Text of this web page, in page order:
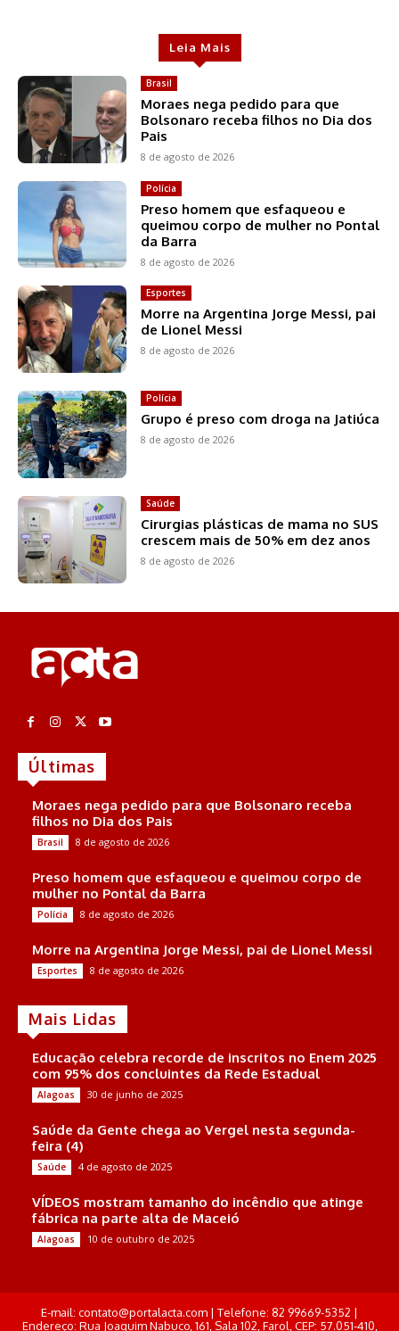
Leia Mais
Brasil
Moraes nega pedido para que
Bolsonaro receba filhos no Dia dos
Pais
8 de agosto de 2026
Polícia
Preso homem que esfaqueou e
queimou corpo de mulher no Pontal
da Barra
8 de agosto de 2026
Esportes
Morre na Argentina Jorge Messi, pai
de Lionel Messi
8 de agosto de 2026
Polícia
Grupo é preso com droga na Jatiúca
8 de agosto de 2026
Saúde
Cirurgias plásticas de mama no SUS
crescem mais de 50% em dez anos
8 de agosto de 2026
Últimas
Moraes nega pedido para que Bolsonaro receba
filhos no Dia dos Pais
Brasil 8 de agosto de 2026
Preso homem que esfaqueou e queimou corpo de
mulher no Pontal da Barra
Polícia 8 de agosto de 2026
Morre na Argentina Jorge Messi, pai de Lionel Messi
Esportes 8 de agosto de 2026
Mais Lidas
Educação celebra recorde de inscritos no Enem 2025
com 95% dos concluintes da Rede Estadual
Alagoas 30 de junho de 2025
Saúde da Gente chega ao Vergel nesta segunda-
feira (4)
Saúde 4 de agosto de 2025
VÍDEOS mostram tamanho do incêndio que atinge
fábrica na parte alta de Maceió
Alagoas 10 de outubro de 2025
E-mail: contato@portalacta.com | Telefone: 82 99669-5352 |
Endereço: Rua Joaquim Nabuco, 161, Sala 102, Farol, CEP: 57.051-410,